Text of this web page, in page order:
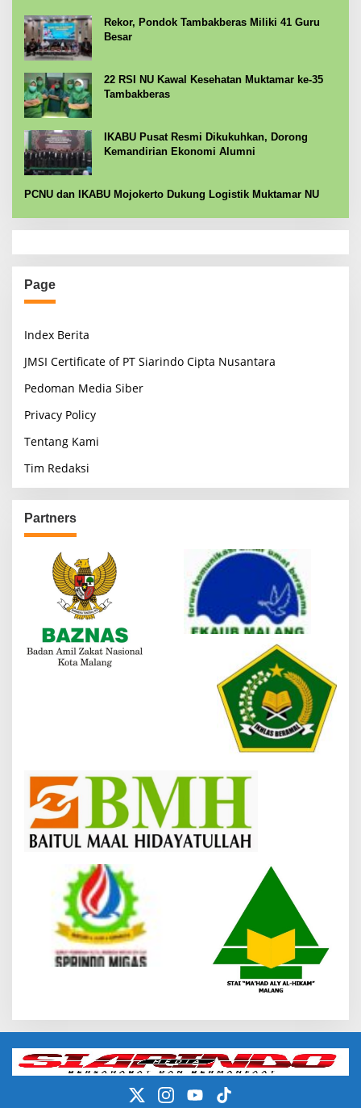
Rekor, Pondok Tambakberas Miliki 41 Guru
Besar
22 RSI NU Kawal Kesehatan Muktamar ke-35
Tambakberas
IKABU Pusat Resmi Dikukuhkan, Dorong
Kemandirian Ekonomi Alumni
PCNU dan IKABU Mojokerto Dukung Logistik Muktamar NU
Page
Index Berita
JMSI Certificate of PT Siarindo Cipta Nusantara
Pedoman Media Siber
Privacy Policy
Tentang Kami
Tim Redaksi
Partners